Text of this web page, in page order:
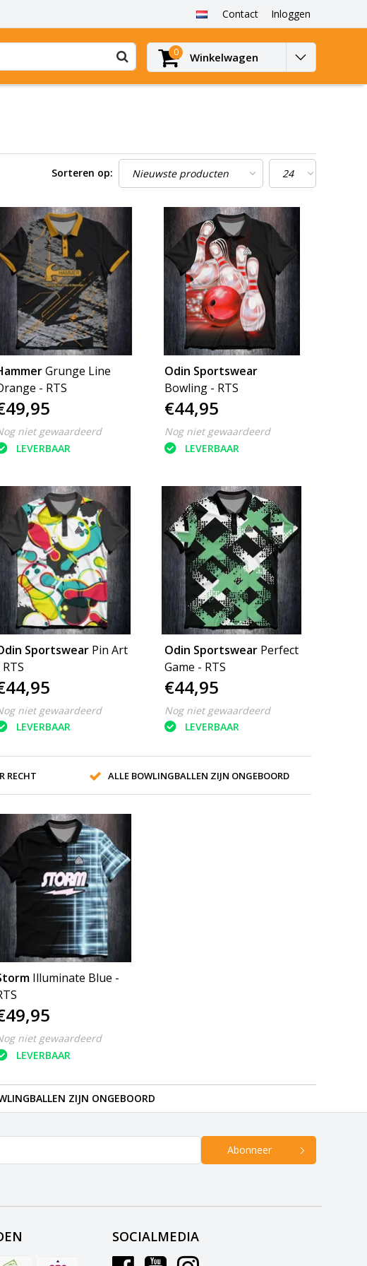
Contact Inloggen
0 Winkelwagen
Sorteren op:
Grunge Line
- RTS
niet gewaardeerd
LEVERBAAR
Odin Sportswear
Bowling - RTS
€44,95
Nog niet gewaardeerd
LEVERBAAR
Sportswear Pin Art
RTS
niet gewaardeerd
LEVERBAAR
Odin Sportswear Perfect
Game - RTS
€44,95
Nog niet gewaardeerd
LEVERBAAR
RECHT ALLE BOWLINGBALLEN ZIJN ONGEBOORD
Illuminate Blue -
niet gewaardeerd
LEVERBAAR
ZIJN ONGEBOORD
Abonneer
SOCIALMEDIA